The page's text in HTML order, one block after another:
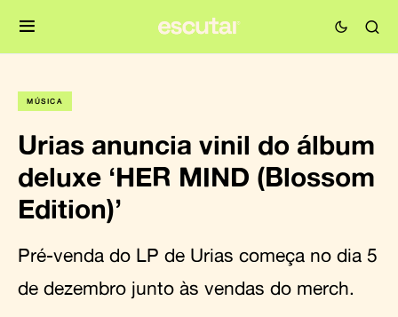
MÚSICA
Urias anuncia vinil do álbum
deluxe ‘HER MIND (Blossom
Edition)’
Pré-venda do LP de Urias começa no dia 5
de dezembro junto às vendas do merch.